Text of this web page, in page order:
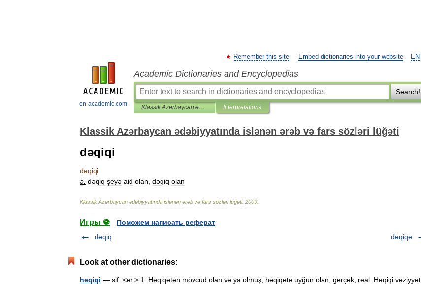
en-academic.com
EN
Remember this site Embed dictionaries into your website
Academic Dictionaries and Encyclopedias
Search!
Klassik Azərbaycan ədəbiyyatında islənən ərəb və fars sözləri lüğəti Interpretations
Klassik Azərbaycan ədəbiyyatında islənən ərəb və fars sözləri lüğəti
dəqiqi
dəqiqi
ə dəqiq şeyə aid olan dəqiq olan
Klassik Azərbaycan ədəbiyyatında islənən ərəb və fars sözləri lüğəti. 2009
Игры ⚽
Поможем написать реферат
dəqiq
dəqiqə
Look at other dictionaries:
həqiqi — sif. <ər.> 1. Həqiqətən mövcud olan və ya olmuş, həqiqətə uyğun olan; gerçək, real. Həqiqi vəziyyət.